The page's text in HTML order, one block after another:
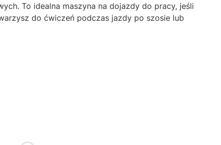
To idealna maszyna na dojazdy do pracy, jeśli
do ćwiczeń podczas jazdy po szosie lub